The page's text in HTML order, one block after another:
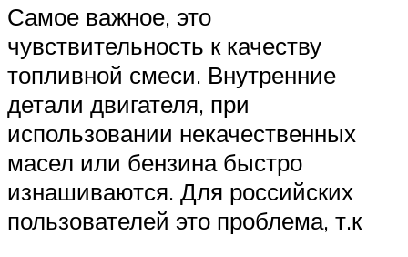
Самое важное, это
чувствительность к качеству
топливной смеси. Внутренние
детали двигателя, при
использовании некачественных
масел или бензина быстро
изнашиваются. Для российских
пользователей это проблема, т.к